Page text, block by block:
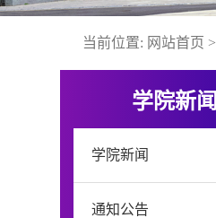
当前位置: 网站首页 >
学院新闻
学院新闻
通知公告